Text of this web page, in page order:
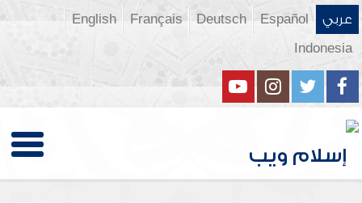
عربي Español
Deutsch
Français
English
Indonesia